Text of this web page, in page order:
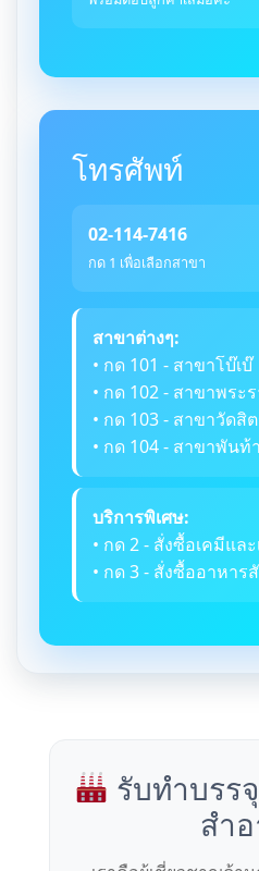
โทรศัพท์
02-114-7416
กด 1 เพื่อเลือกสาขา
สาขาต่างๆ:
• กด 101 - สาขาโบ๊เบ๊
• กด 102 - สาขาพระ
• กด 103 - สาขาวัดสิ
• กด 104 - สาขาพันท้
บริการพิเศษ:
• กด 2 - สั่งซื้อเคมีแล
• กด 3 - สั่งซื้ออาหาร
รับทำบรร
สำ